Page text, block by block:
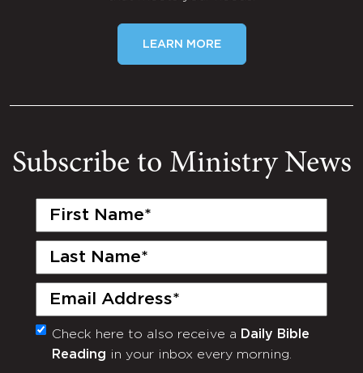
LEARN MORE
Subscribe to Ministry News
First
Last
Email
(Required)
Monthly
Newsletter
Check here to also receive a Daily Bible
Reading in your inbox every morning.